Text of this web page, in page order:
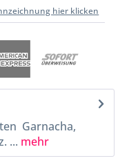
hier klicken
Garnacha,
... mehr